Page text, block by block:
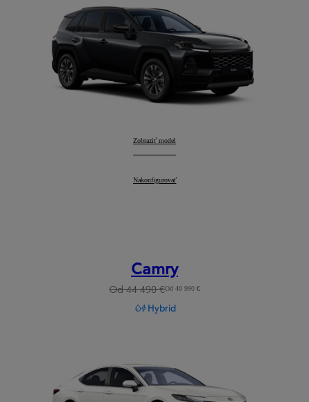
RAV4:
Zobraziť model
RAV4:
Nakonfigurovať
Camry
Od 44 490 €Od 40 990 €
Hybrid